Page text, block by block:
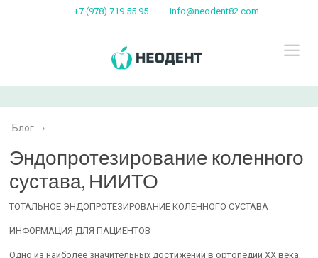
+7 (978) 719 55 95 info@neodent82.com
Блог ›
Эндопротезирование коленного
сустава, НИИТО
ТОТАЛЬНОЕ ЭНДОПРОТЕЗИРОВАНИЕ КОЛЕННОГО СУСТАВА
ИНФОРМАЦИЯ ДЛЯ ПАЦИЕНТОВ
Одно из наиболее значительных достижений в ортопедии XX века,